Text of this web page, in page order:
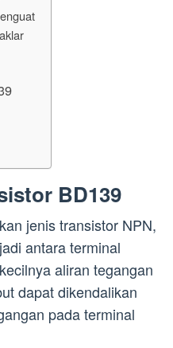
BD139
jenis transistor NPN,
antara terminal
aliran tegangan
dapat dikendalikan
pada terminal